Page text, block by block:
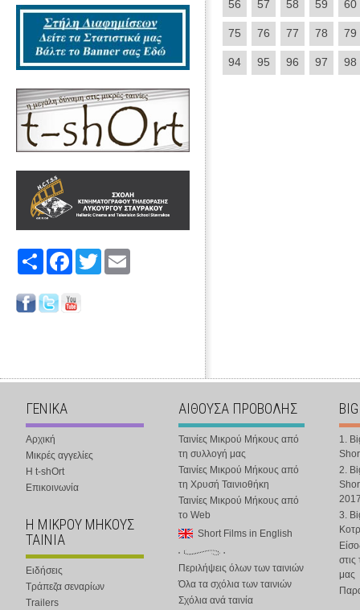
Share FacebookTwitter
56 57 58 59 60
75 76 77 78 79
94 95 96 97 98
ΓΕΝΙΚΑ
Αρχική
Μικρές αγγελίες
Η t-shOrt
Επικοινωνία
Η ΜΙΚΡΟΥ ΜΗΚΟΥΣ
ΤΑΙΝΙΑ
Ειδήσεις
Τράπεζα σεναρίων
Trailers
ΑΙΘΟΥΣΑ ΠΡΟΒΟΛΗΣ
Ταινίες Μικρού Μήκους από
τη συλλογή μας
Ταινίες Μικρού Μήκους από
τη Χρυσή Ταινιοθήκη
Ταινίες Μικρού Μήκους από
το Web
Short Films in English
Περιλήψεις όλων των ταινιών
Όλα τα σχόλια των ταινιών
Σχόλια ανά ταινία
1.
2.
3.
στις
μας